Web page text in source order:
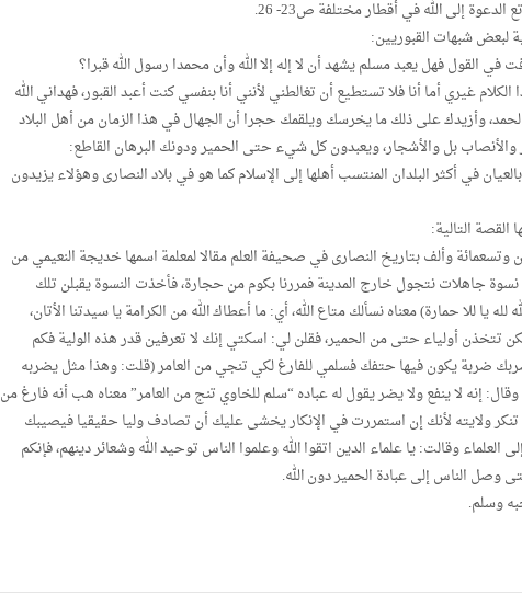
الدعوة إلى الله في أقطار مختلفة ص23- 26.
لبعض شبهات القبوريين:
في القول فهل يعبد مسلم يشهد أن لا إله إلا الله وأن محمدا رسول الله قبرا؟
غيري أما أنا فلا تستطيع أن تغالطني لأنني أنا بنفسي كنت أعبد القبور، فهداني الله
وأزيدك على ذلك ما يخرسك ويلقمك حجرا أن الجهال في هذا الزمان من أهل البلاد
والأنصاب بل والأشجار، ويعبدون كل شيء حتى الحمير ودونك البرهان القاطع:
في أكثر البلدان المنتسب أهلها إلى الإسلام كما هو في بلاد النصارى وهؤلاء يزيدون
القصة التالية:
وألف بتاريخ النصارى في صحيفة العلم مقالا لمعلمة اسمها خديجة النعيمي من
جاهلات نتجول خارج المدينة فمررنا بكوم من حجارة، فأخذت النسوة يقبلن تلك
يا للا حمارة) معناه نسألك متاع الله، أي: ما أعطاك الله من الكرامة يا سيدتنا الأتان،
أولياء حتى من الحمير، فقلن لي: اسكتي إنك لا تعرفين قدر هذه الولية فكم
يكون فيها حتفك فسلمي للفارغ لكي تنجي من العامر (قلت: وهذا مثل يضربه
إنه لا ينفع ولا يضر يقول له عباده “سلم للخاوي تنج من العامر” معناه هب أنه فارغ من
تنكر ولايته لأنك إن استمررت في الإنكار يخشى عليك أن تصادف وليا حقيقيا فيصيبك
وقالت: يا علماء الدين اتقوا الله وعلموا الناس توحيد الله وشعائر دينهم، فإنكم
وصل الناس إلى عبادة الحمير دون الله.
وسلم.